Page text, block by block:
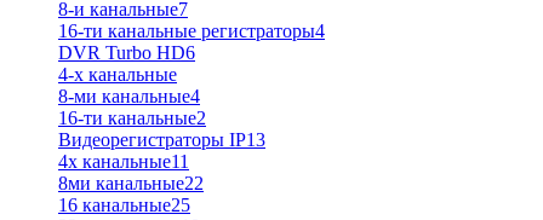
8-и канальные7
16-ти канальные регистраторы4
DVR Turbo HD6
4-х канальные
8-ми канальные4
16-ти канальные2
Видеорегистраторы IP13
4х канальные11
8ми канальные22
16 канальные25